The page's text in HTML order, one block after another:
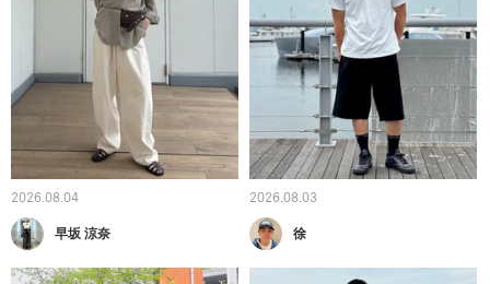
2026.08.04
早坂 涼奈
2026.08.03
徐